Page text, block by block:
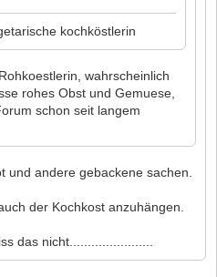
kochköstlerin
wahrscheinlich
rohes Obst und Gemuese,
schon seit langem
und andere gebackene sachen.
der Kochkost anzuhängen.
das nicht.......................